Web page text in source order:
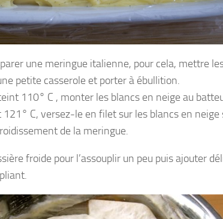
une meringue italienne, pour cela, mettre
petite casserole et porter à ébullition.
110° C , monter les blancs en neige au
C, versez-le en filet sur les blancs en neige
de la meringue.
froide pour l’assouplir un peu puis ajouter